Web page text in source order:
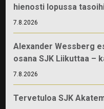
hienosti lopussa
7.8.2026
Alexander Wessberg
osana SJK Liikuttaa –
7.8.2026
Tervetuloa SJK